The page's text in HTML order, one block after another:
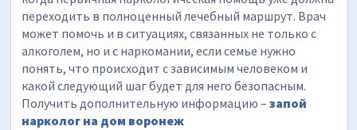
переходить в полноценный лечебный маршрут. Врач
может помочь и в ситуациях, связанных не только с
алкоголем, но и с наркомании, если семье нужно
понять, что происходит с зависимым человеком и
какой следующий шаг будет для него безопасным.
Получить дополнительную информацию –запой
нарколог на дом воронеж